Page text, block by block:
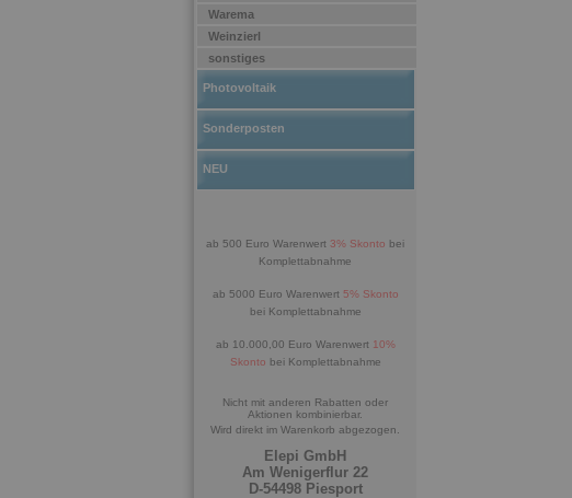
Warema
Weinzierl
sonstiges
Photovoltaik
Sonderposten
NEU
ab 500 Euro Warenwert 3% Skonto bei
Komplettabnahme
ab 5000 Euro Warenwert 5% Skonto
bei Komplettabnahme
ab 10.000,00 Euro Warenwert 10%
Skonto bei Komplettabnahme
Nicht mit anderen Rabatten oder
Aktionen kombinierbar.
Wird direkt im Warenkorb abgezogen.
Elepi GmbH
Am Wenigerflur 22
D-54498 Piesport